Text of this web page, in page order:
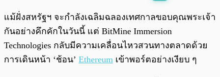
พร้อมเล่น
แม้ฝั่งสหรัฐฯ จะกำลังเฉลิมฉลองเทศกาลขอบคุณพระเจ้า
กันอย่างคึกคักในวันนี้ แต่ BitMine Immersion
Technologies กลับมีความเคลื่อนไหวสวนทางตลาดด้วย
การเดินหน้า ‘ช้อน’ Ethereum เข้าพอร์ตอย่างเงียบ ๆ